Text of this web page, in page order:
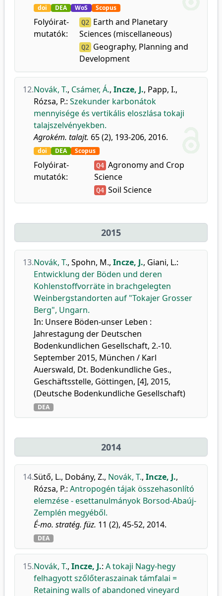
doi DEA WoS Scopus
Folyóirat-
mutatók:
Q2 Earth and Planetary
Sciences (miscellaneous)
Q2 Geography, Planning and
Development
12.Novák, T., Csámer, Á., Incze, J., Papp, I.,
Rózsa, P.: Szekunder karbonátok
mennyisége és vertikális eloszlása tokaji
talajszelvényekben.
Agrokém. talajt. 65 (2), 193-206, 2016.
doi DEA Scopus
Folyóirat-
mutatók:
Q4 Agronomy and Crop
Science
Q4 Soil Science
2015
13.Novák, T., Spohn, M., Incze, J., Giani, L.:
Entwicklung der Böden und deren
Kohlenstoffvorräte in brachgelegten
Weinbergstandorten auf "Tokajer Grosser
Berg", Ungarn.
In: Unsere Böden-unser Leben :
Jahrestagung der Deutschen
Bodenkundlichen Gesellschaft, 2.-10.
September 2015, München / Karl
Auerswald, Dt. Bodenkundliche Ges.,
Geschäftsstelle, Göttingen, [4], 2015,
(Deutsche Bodenkundliche Gesellschaft)
DEA
2014
14.Sütő, L., Dobány, Z., Novák, T., Incze, J.,
Rózsa, P.: Antropogén tájak összehasonlító
elemzése - esettanulmányok Borsod-Abaúj-
Zemplén megyéből.
É-mo. stratég. füz. 11 (2), 45-52, 2014.
DEA
15.Novák, T., Incze, J.: A tokaji Nagy-hegy
felhagyott szőlőteraszainak támfalai =
Retaining walls of abandoned vineyard